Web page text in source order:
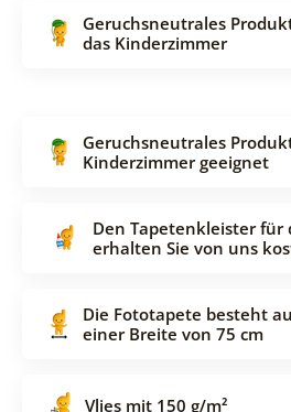
Geruchsneutrales
das Kinderzimmer
Geruchsneutrales
Kinderzimmer geeignet
Den Tapetenkleister für
erhalten Sie von uns
Die Fototapete besteht
einer Breite von 75 cm
Vlies mit 150 g/m²